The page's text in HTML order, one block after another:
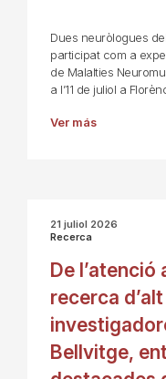
Dues neuròlogues
participat com a
de Malalties
a l’11 de juliol a
Ver más
21 juliol 2026
Recerca
De l’atenció
recerca
Bellvitge,